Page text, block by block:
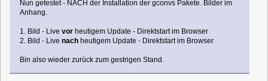
funktioniert.
kuro13 Posts: 575
Geändert auf VDR plugin live
Ich habe gestern offensichtlich bei meiner USB Installation